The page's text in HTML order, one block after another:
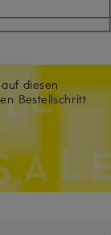
diesen
Bestellschritt